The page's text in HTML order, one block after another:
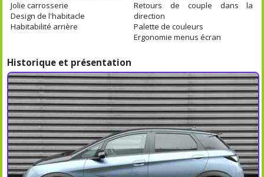
Jolie carrosserie
Design de l'habitacle
Habitabilité arrière
Retours de couple dans la
direction
Palette de couleurs
Ergonomie menus écran
Historique et présentation